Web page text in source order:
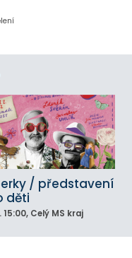
/ představení
děti
15:00, Celý MS kraj